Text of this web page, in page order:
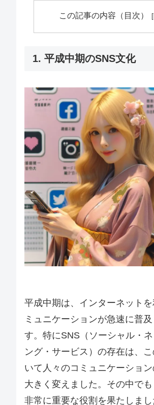
この記事の内容（目次）
1. 平成中期のSNS文化
平成中期は、インターネット
ミュニケーションが急速に普
す。特にSNS（ソーシャル・
ング・サービス）の存在は、
いて人々のコミュニケーショ
大きく変えました。その中で
非常に重要な役割を果たしまし